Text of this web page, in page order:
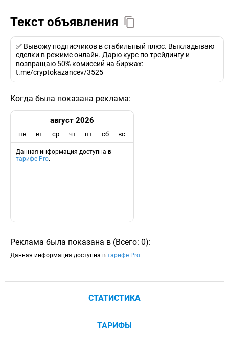
Текст объявления
✅ Вывожу подписчиков в стабильный плюс. Выкладываю
сделки в режиме онлайн. Дарю курс по трейдингу и
возвращаю 50% комиссий на биржах:
t.me/cryptokazancev/3525
Когда была показана реклама:
август 2026
пн вт ср чт пт сб вс
Данная информация доступна в
тарифе Pro.
Реклама была показана в (Всего: 0):
Данная информация доступна в тарифе Pro.
СТАТИСТИКА
ТАРИФЫ